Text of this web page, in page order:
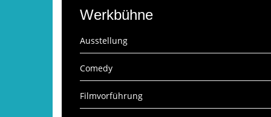
Werkbühne
Ausstellung
Comedy
Filmvorführung